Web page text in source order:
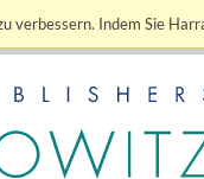
verbessern. Indem Sie